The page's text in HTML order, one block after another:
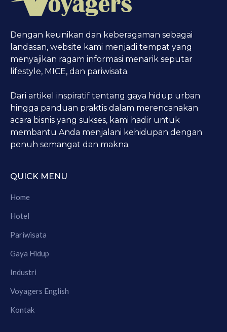
Dengan keunikan dan keberagaman sebagai
landasan, website kami menjadi tempat yang
menyajikan ragam informasi menarik seputar
lifestyle, MICE, dan pariwisata.
Dari artikel inspiratif tentang gaya hidup urban
hingga panduan praktis dalam merencanakan
acara bisnis yang sukses, kami hadir untuk
membantu Anda menjalani kehidupan dengan
penuh semangat dan makna.
QUICK MENU
Home
Hotel
Pariwisata
Gaya Hidup
Industri
Voyagers English
Kontak